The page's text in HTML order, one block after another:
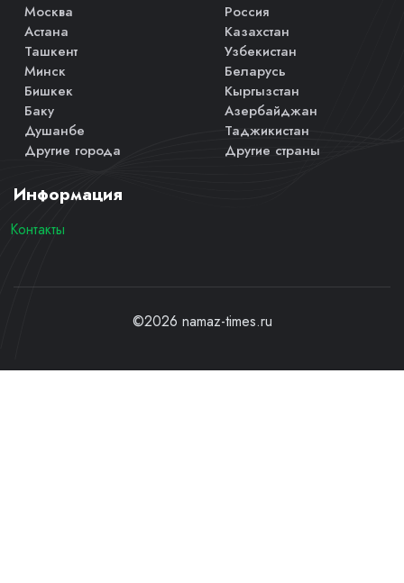
Москва
Астана
Ташкент
Минск
Бишкек
Баку
Душанбе
Другие города
Россия
Казахстан
Узбекистан
Беларусь
Кыргызстан
Азербайджан
Таджикистан
Другие страны
Информация
Контакты
©2026 namaz-times.ru